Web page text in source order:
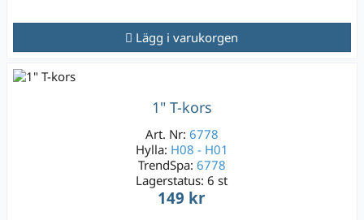
Lägg i varukorgen
1" T-kors
Art. Nr: 6778
Hylla: H08 - H01
TrendSpa: 6778
Lagerstatus:6 st
149 kr